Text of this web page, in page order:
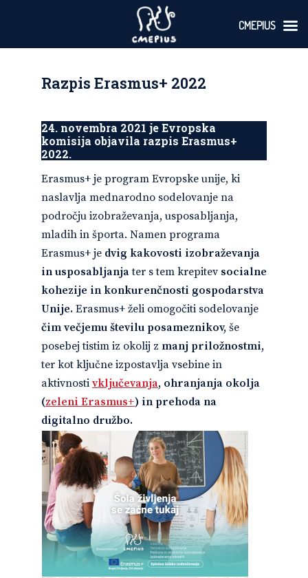
Razpis Erasmus+ 2022
24. novembra 2021 je Evropska
komisija objavila razpis Erasmus+
2022.
Erasmus+ je program Evropske unije, ki
naslavlja mednarodno sodelovanje na
področju izobraževanja, usposabljanja,
mladih in športa. Namen programa
Erasmus+ je dvig kakovosti izobraževanja
in usposabljanjater s tem krepitev socialne
kohezije in konkurenčnosti gospodarstva
Unije. Erasmus+ želi omogočiti sodelovanje
čim večjemu številu posameznikov, še
posebej tistim iz okolij z manj priložnostmi,
ter kot ključne izpostavlja vsebine in
aktivnosti vključevanja, ohranjanja okolja
(zeleni Erasmus+) in prehoda na
digitalno družbo.
CMEPIUS